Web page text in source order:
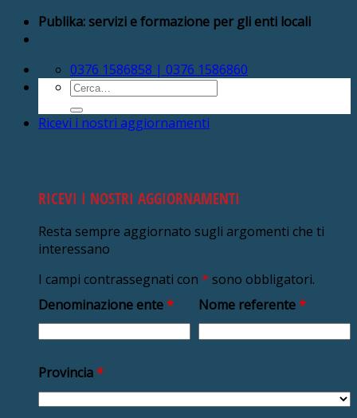
Salta Publika: servizi e formazione per gli enti locali
0376 1586858 | 0376 1586860
Cerca:
Ricevi i nostri aggiornamenti
RICEVI I NOSTRI AGGIORNAMENTI
Resta sempre aggiornato sugli argomenti che ti
interessano
I campi contrassegnati con * sono obbligatori.
Denominazione ente* Nome referente*
Provincia*